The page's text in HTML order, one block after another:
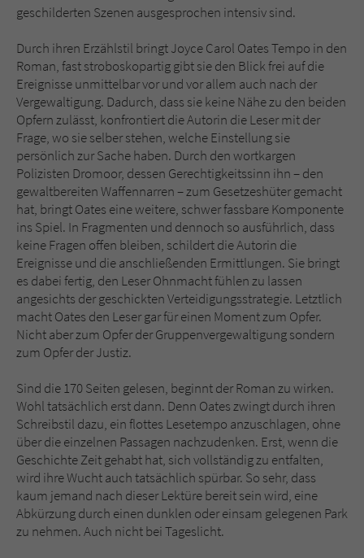
geschilderten Szenen ausgesprochen intensiv sind.
Durch ihren Erzählstil bringt Joyce Carol Oates Tempo in den
Roman, fast stroboskopartig gibt sie den Blick frei auf die
Ereignisse unmittelbar vor und vor allem auch nach der
Vergewaltigung. Dadurch, dass sie keine Nähe zu den beiden
Opfern zulässt, konfrontiert die Autorin die Leser mit der
Frage, wo sie selber stehen, welche Einstellung sie
persönlich zur Sache haben. Durch den wortkargen
Polizisten Dromoor, dessen Gerechtigkeitssinn ihn – den
gewaltbereiten Waffennarren – zum Gesetzeshüter gemacht
hat, bringt Oates eine weitere, schwer fassbare Komponente
ins Spiel. In Fragmenten und dennoch so ausführlich, dass
keine Fragen offen bleiben, schildert die Autorin die
Ereignisse und die anschließenden Ermittlungen. Sie bringt
es dabei fertig, den Leser Ohnmacht fühlen zu lassen
angesichts der geschickten Verteidigungsstrategie. Letztlich
macht Oates den Leser gar für einen Moment zum Opfer.
Nicht aber zum Opfer der Gruppenvergewaltigung sondern
zum Opfer der Justiz.
Sind die 170 Seiten gelesen, beginnt der Roman zu wirken.
Wohl tatsächlich erst dann. Denn Oates zwingt durch ihren
Schreibstil dazu, ein flottes Lesetempo anzuschlagen, ohne
über die einzelnen Passagen nachzudenken. Erst, wenn die
Geschichte Zeit gehabt hat, sich vollständig zu entfalten,
wird ihre Wucht auch tatsächlich spürbar. So sehr, dass
kaum jemand nach dieser Lektüre bereit sein wird, eine
Abkürzung durch einen dunklen oder einsam gelegenen Park
zu nehmen. Auch nicht bei Tageslicht.